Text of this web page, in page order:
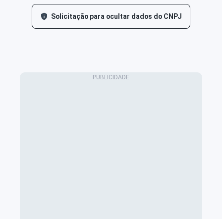
Solicitação para ocultar dados do CNPJ